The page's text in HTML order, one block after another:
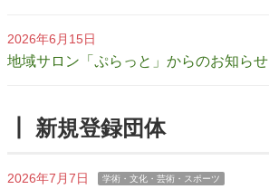
2026年6月15日
地域サロン「ぷらっと」からのお知らせ
┃ 新規登録団体
2026年7月7日 学術・文化・芸術・スポーツ